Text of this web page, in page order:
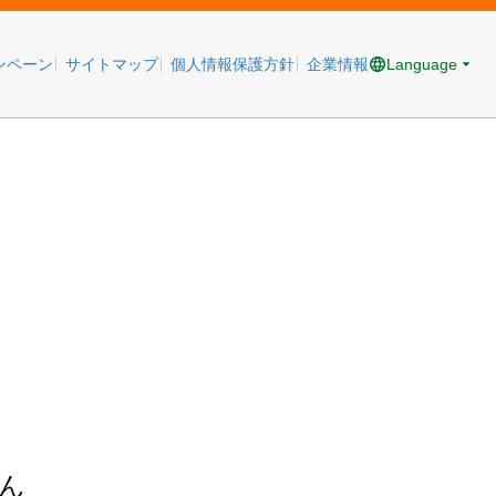
ペーン サイトマップ 個人情報保護方針 企業情報 Language